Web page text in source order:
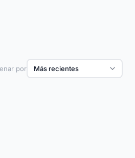
por